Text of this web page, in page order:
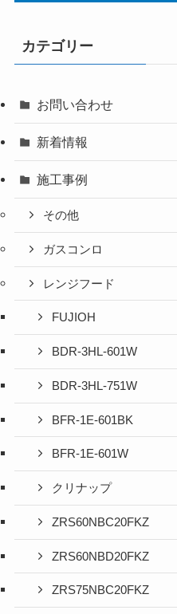
カテゴリー
お問い合わせ
新着情報
施工事例
その他
ガスコンロ
レンジフード
FUJIOH
BDR-3HL-601W
BDR-3HL-751W
BFR-1E-601BK
BFR-1E-601W
クリナップ
ZRS60NBC20FKZ
ZRS60NBD20FKZ
ZRS75NBC20FKZ